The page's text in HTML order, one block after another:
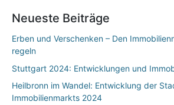
Neueste Beiträge
Erben und Verschenken – Den
regeln
Stuttgart 2024: Entwicklungen und
Heilbronn im Wandel: Entwicklung der
Immobilienmarkts 2024